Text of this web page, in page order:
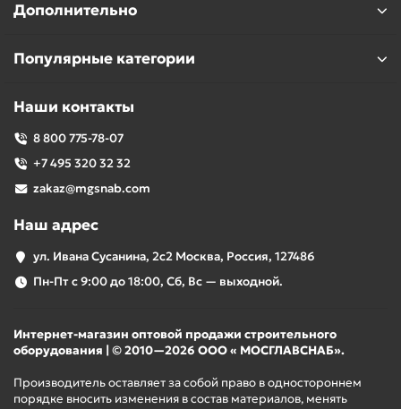
Дополнительно
Популярные категории
Наши контакты
8 800 775-78-07
+7 495 320 32 32
zakaz@mgsnab.com
Наш адрес
ул. Ивана Сусанина, 2с2 Москва, Россия, 127486
Пн-Пт с 9:00 до 18:00, Сб, Вс — выходной.
Интернет-магазин оптовой продажи строительного
оборудования | © 2010—2026 ООО « МОСГЛАВСНАБ».
Производитель оставляет за собой право в одностороннем
порядке вносить изменения в состав материалов, менять